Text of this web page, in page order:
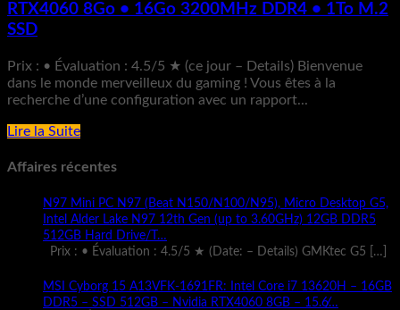
RTX4060 8Go • 16Go 3200MHz DDR4 • 1To M.2
SSD
Prix : • Évaluation : 4.5/5 ★ (ce jour – Details) Bienvenue
dans le monde merveilleux du gaming ! Vous êtes à la
recherche d’une configuration avec un rapport...
Lire la Suite
Affaires récentes
N97 Mini PC N97 (Beat N150/N100/N95), Micro Desktop G5,
Intel Alder Lake N97 12th Gen (up to 3.60GHz) 12GB DDR5
512GB Hard Drive/T…
Prix : • Évaluation : 4.5/5 ★ (Date: – Details) GMKtec G5
[…]
MSI Cyborg 15 A13VFK-1691FR: Intel Core i7 13620H – 16GB
DDR5 – SSD 512GB – Nvidia RTX4060 8GB – 15.6̸…